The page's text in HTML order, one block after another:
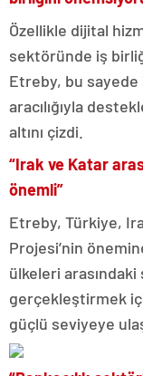
Özellikle dijital
sektöründe iş
Etreby, bu sayede
aracılığıyla
altını çizdi.
“Irak ve Katar
önemli”
Etreby, Türkiye,
Projesi’nin
ülkeleri
gerçekleştirmek
güçlü seviyeye